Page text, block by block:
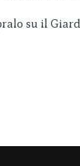
su il
& Numeri